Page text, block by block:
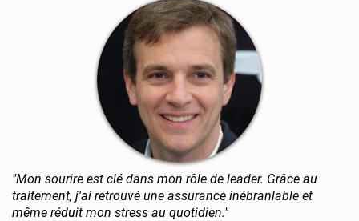
"Mon sourire est clé dans mon rôle de leader. Grâce au
traitement, j'ai retrouvé une assurance inébranlable et
même réduit mon stress au quotidien."